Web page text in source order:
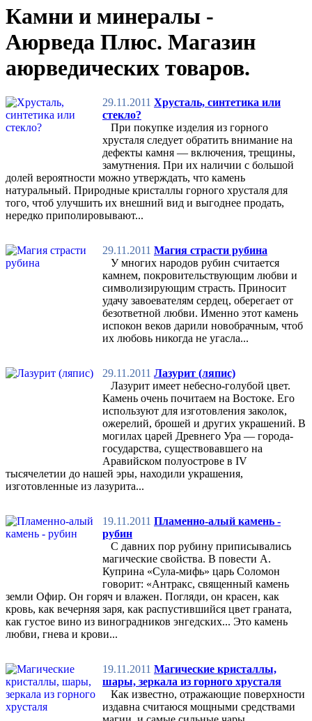
Камни и минералы -
Аюрведа Плюс. Магазин
аюрведических товаров.
29.11.2011 Хрусталь, синтетика или
стекло?
При покупке изделия из горного
хрусталя следует обратить внимание на
дефекты камня — включения, трещины,
замутнения. При их наличии с большой
долей вероятности можно утверждать, что камень
натуральный. Природные кристаллы горного хрусталя для
того, чтоб улучшить их внешний вид и выгоднее продать,
нередко приполировывают...
29.11.2011 Магия страсти рубина
У многих народов рубин считается
камнем, покровительствующим любви и
символизирующим страсть. Приносит
удачу завоевателям сердец, оберегает от
безответной любви. Именно этот камень
испокон веков дарили новобрачным, чтоб
их любовь никогда не угасла...
29.11.2011 Лазурит (ляпис)
Лазурит имеет небесно-голубой цвет.
Камень очень почитаем на Востоке. Его
используют для изготовления заколок,
ожерелий, брошей и других украшений. В
могилах царей Древнего Ура — города-
государства, существовавшего на
Аравийском полуострове в IV
тысячелетии до нашей эры, находили украшения,
изготовленные из лазурита...
19.11.2011 Пламенно-алый камень -
рубин
С давних пор рубину приписывались
магические свойства. В повести А.
Куприна «Сула-мифь» царь Соломон
говорит: «Антракс, священный камень
земли Офир. Он горяч и влажен. Погляди, он красен, как
кровь, как вечерняя заря, как распустившийся цвет граната,
как густое вино из виноградников энгедских... Это камень
любви, гнева и крови...
19.11.2011 Магические кристаллы,
шары, зеркала из горного хрусталя
Как известно, отражающие поверхности
издавна считаюся мощными средствами